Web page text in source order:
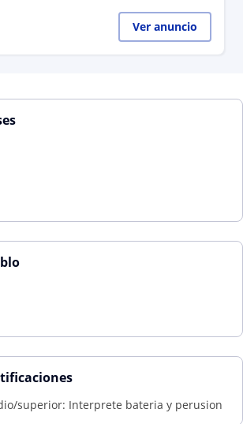
Ver anuncio
superior: Interprete bateria y perusion